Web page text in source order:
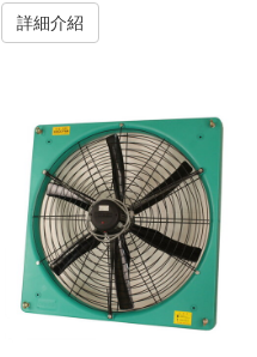
詳細介紹